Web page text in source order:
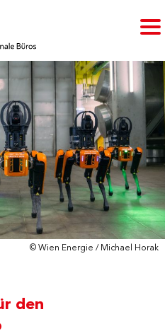
© Wien Energie / Michael Horak
den